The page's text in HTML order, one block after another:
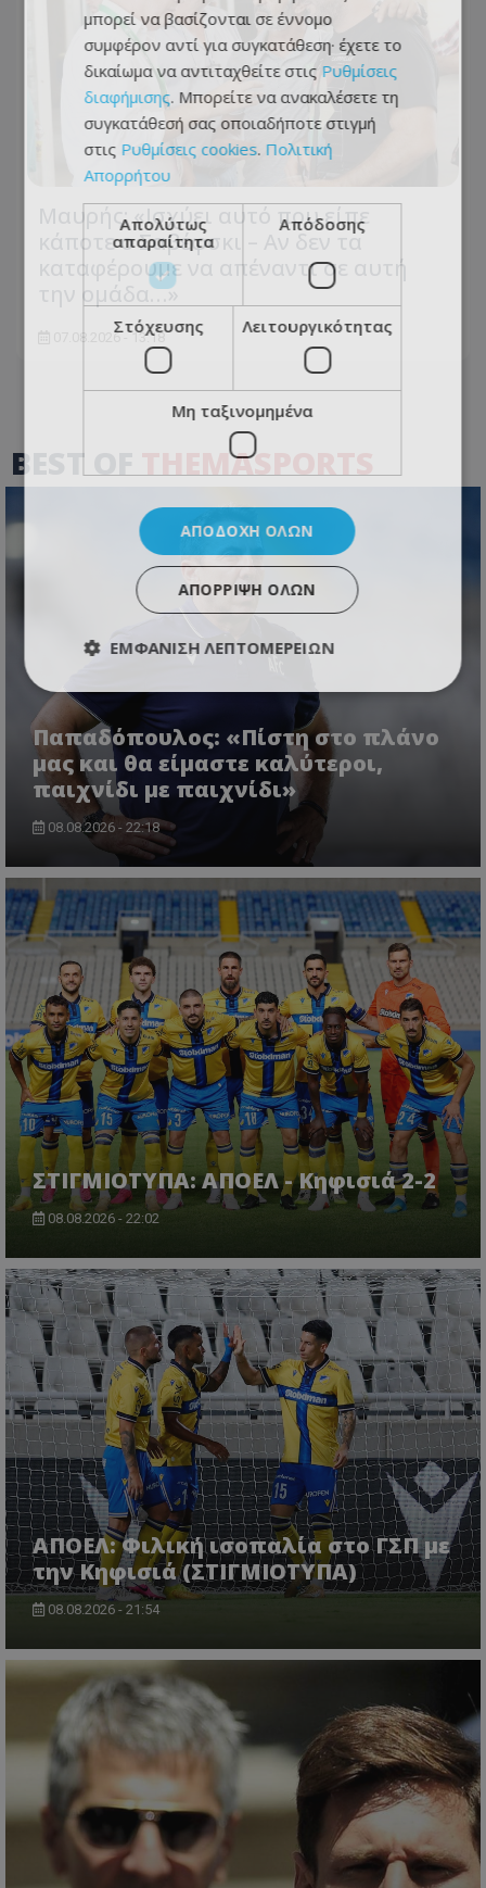
Μαυρής: «Ισχύει αυτό που είπε
κάποτε ο Σαβέφσκι – Αν δεν τα
καταφέρουμε να απέναντι σε αυτή
την ομάδα…»
07.08.2026 - 13:18
BEST OF THEMASPORTS
Παπαδόπουλος: «Πίστη στο πλάνο
μας και θα είμαστε καλύτεροι,
παιχνίδι με παιχνίδι»
08.08.2026 - 22:18
ΣΤΙΓΜΙΟΤΥΠΑ: ΑΠΟΕΛ - Κηφισιά 2-2
08.08.2026 - 22:02
ΑΠΟΕΛ: Φιλική ισοπαλία στο ΓΣΠ με
την Κηφισιά (ΣΤΙΓΜΙΟΤΥΠΑ)
08.08.2026 - 21:54
μπορεί να βασίζονται σε έννομο
συμφέρον αντί για συγκατάθεση· έχετε το
δικαίωμα να αντιταχθείτε στις Ρυθμίσεις
διαφήμισης. Μπορείτε να ανακαλέσετε τη
συγκατάθεσή σας οποιαδήποτε στιγμή
στις Ρυθμίσεις cookies. Πολιτική
Απορρήτου
Απολύτως
απαραίτητα
Απόδοσης
Στόχευσης Λειτουργικότητας
Μη ταξινομημένα
ΑΠΟΔΟΧΉ ΌΛΩΝ
ΑΠΌΡΡΙΨΗ ΌΛΩΝ
ΕΜΦΆΝΙΣΗ ΛΕΠΤΟΜΕΡΕΙΏΝ